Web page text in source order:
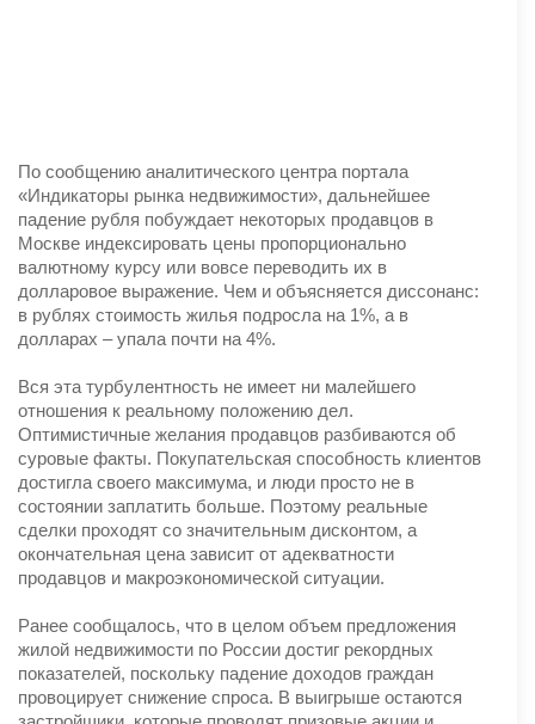
По сообщению аналитического центра портала
«Индикаторы рынка недвижимости», дальнейшее
падение рубля побуждает некоторых продавцов в
Москве индексировать цены пропорционально
валютному курсу или вовсе переводить их в
долларовое выражение. Чем и объясняется диссонанс:
в рублях стоимость жилья подросла на 1%, а в
долларах – упала почти на 4%.
Вся эта турбулентность не имеет ни малейшего
отношения к реальному положению дел.
Оптимистичные желания продавцов разбиваются об
суровые факты. Покупательская способность клиентов
достигла своего максимума, и люди просто не в
состоянии заплатить больше. Поэтому реальные
сделки проходят со значительным дисконтом, а
окончательная цена зависит от адекватности
продавцов и макроэкономической ситуации.
Ранее сообщалось, что в целом объем предложения
жилой недвижимости по России достиг рекордных
показателей, поскольку падение доходов граждан
провоцирует снижение спроса. В выигрыше остаются